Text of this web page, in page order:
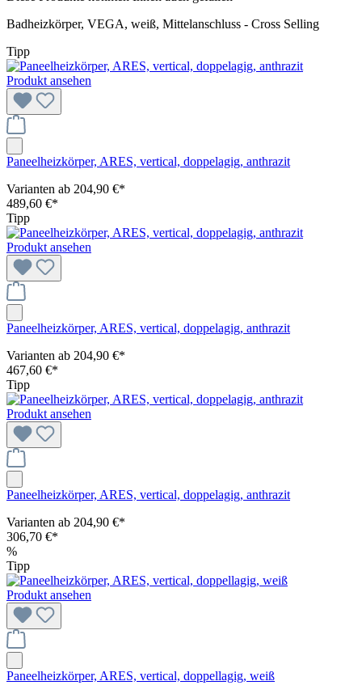
Badheizkörper, VEGA, weiß, Mittelanschluss - Cross Selling
Tipp
Produkt ansehen
Paneelheizkörper, ARES, vertical, doppelagig, anthrazit
Varianten ab 204,90 €*
489,60 €*
Tipp
Produkt ansehen
Paneelheizkörper, ARES, vertical, doppelagig, anthrazit
Varianten ab 204,90 €*
467,60 €*
Tipp
Produkt ansehen
Paneelheizkörper, ARES, vertical, doppelagig, anthrazit
Varianten ab 204,90 €*
306,70 €*
%
Tipp
Produkt ansehen
Paneelheizkörper, ARES, vertical, doppellagig, weiß